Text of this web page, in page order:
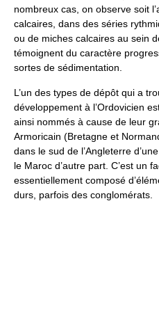
nombreux cas, on observe soit
calcaires, dans des séries
ou de miches calcaires au sein
témoignent du caractère
sortes de sédimentation.
L’un des types de dépôt qui a
développement à l’Ordovicien
ainsi nommés à cause de leur
Armoricain (Bretagne et
dans le sud de l’Angleterre
le Maroc d’autre part. C’est un
essentiellement composé
durs, parfois des conglomérats.